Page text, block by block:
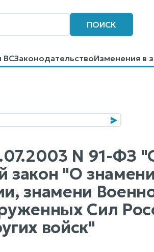
ПОИСК
ВСЗаконодательствоИзменения в
N 91-ФЗ
закон "О
знамени
Сил
войск"